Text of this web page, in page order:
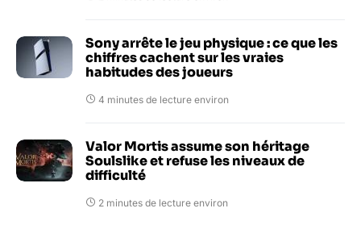
Sony arrête le jeu physique : ce que les
chiffres cachent sur les vraies
habitudes des joueurs
4 minutes de lecture environ
Valor Mortis assume son héritage
Soulslike et refuse les niveaux de
difficulté
2 minutes de lecture environ